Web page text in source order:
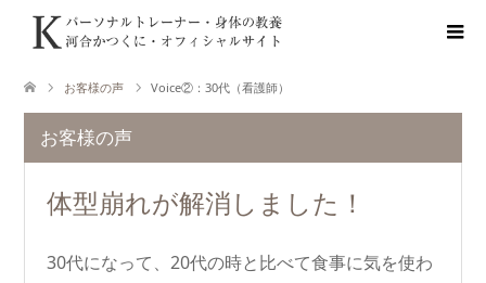
お客様の声 Voice②：30代（看護師）
お客様の声
体型崩れが解消しました！
30代になって、20代の時と比べて食事に気を使わ